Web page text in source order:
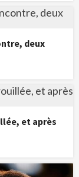
deux
et après